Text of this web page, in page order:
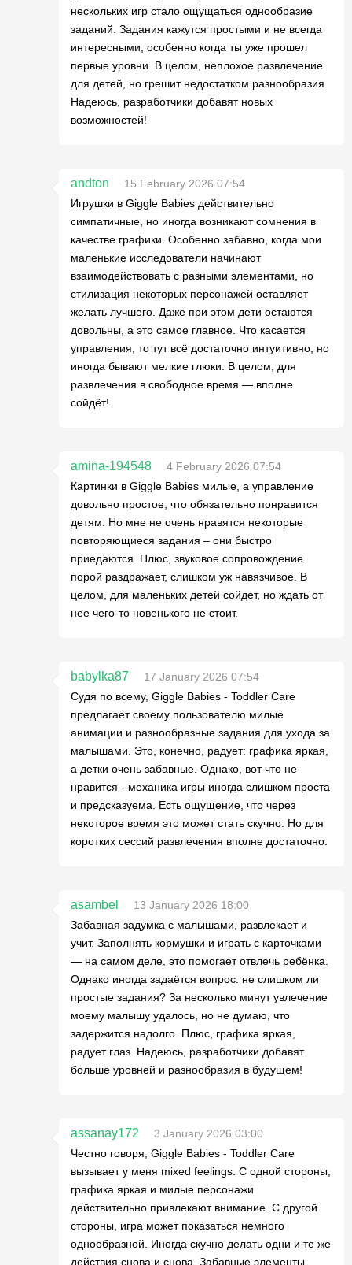
нескольких игр стало ощущаться однообразие
заданий. Задания кажутся простыми и не всегда
интересными, особенно когда ты уже прошел
первые уровни. В целом, неплохое развлечение
для детей, но грешит недостатком разнообразия.
Надеюсь, разработчики добавят новых
возможностей!
andton
15 February 2026 07:54
Игрушки в Giggle Babies действительно
симпатичные, но иногда возникают сомнения в
качестве графики. Особенно забавно, когда мои
маленькие исследователи начинают
взаимодействовать с разными элементами, но
стилизация некоторых персонажей оставляет
желать лучшего. Даже при этом дети остаются
довольны, а это самое главное. Что касается
управления, то тут всё достаточно интуитивно, но
иногда бывают мелкие глюки. В целом, для
развлечения в свободное время — вполне
сойдёт!
amina-194548
4 February 2026 07:54
Картинки в Giggle Babies милые, а управление
довольно простое, что обязательно понравится
детям. Но мне не очень нравятся некоторые
повторяющиеся задания – они быстро
приедаются. Плюс, звуковое сопровождение
порой раздражает, слишком уж навязчивое. В
целом, для маленьких детей сойдет, но ждать от
нее чего-то новенького не стоит.
babylka87
17 January 2026 07:54
Судя по всему, Giggle Babies - Toddler Care
предлагает своему пользователю милые
анимации и разнообразные задания для ухода за
малышами. Это, конечно, радует: графика яркая,
а детки очень забавные. Однако, вот что не
нравится - механика игры иногда слишком проста
и предсказуема. Есть ощущение, что через
некоторое время это может стать скучно. Но для
коротких сессий развлечения вполне достаточно.
asambel
13 January 2026 18:00
Забавная задумка с малышами, развлекает и
учит. Заполнять кормушки и играть с карточками
— на самом деле, это помогает отвлечь ребёнка.
Однако иногда задаётся вопрос: не слишком ли
простые задания? За несколько минут увлечение
моему малышу удалось, но не думаю, что
задержится надолго. Плюс, графика яркая,
радует глаз. Надеюсь, разработчики добавят
больше уровней и разнообразия в будущем!
assanay172
3 January 2026 03:00
Честно говоря, Giggle Babies - Toddler Care
вызывает у меня mixed feelings. С одной стороны,
графика яркая и милые персонажи
действительно привлекают внимание. С другой
стороны, игра может показаться немного
однообразной. Иногда скучно делать одни и те же
действия снова и снова. Забавные элементы